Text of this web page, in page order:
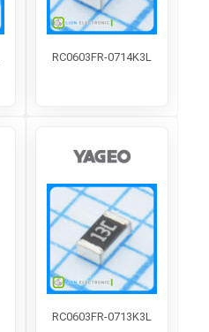
RC0603FR-0714K3L
RC0603FR-0713K3L